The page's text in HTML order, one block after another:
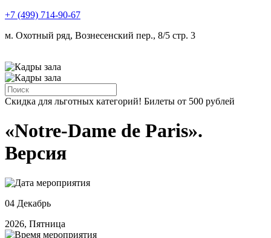
+7 (499) 714-90-67
м. Охотный ряд, Вознесенский пер., 8/5 стр. 3
Скидка для льготных категорий! Билеты от 500 рублей
«Notre-Dame de Paris».
Версия
04 Декабрь
2026, Пятница